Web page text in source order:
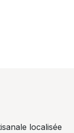
localisée